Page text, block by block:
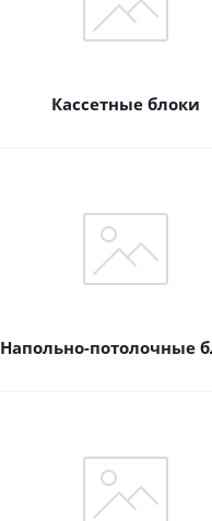
Кассетные блоки
Напольно-потолочные